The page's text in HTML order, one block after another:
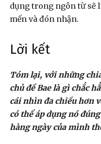
dụng trong ngôn từ sẽ
mến và đón nhận.
Lời kết
Tóm lại, với những
chủ đề Bae là gì chắc
cái nhìn đa chiều hơn
có thể áp dụng nó
hàng ngày của mình